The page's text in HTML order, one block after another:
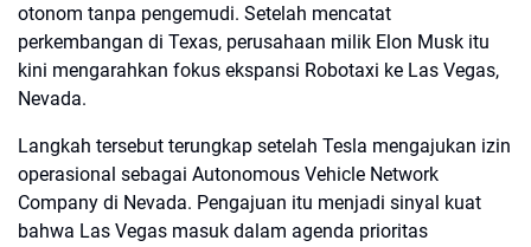
otonom tanpa pengemudi. Setelah mencatat
perkembangan di Texas, perusahaan milik Elon Musk itu
kini mengarahkan fokus ekspansi Robotaxi ke Las Vegas,
Nevada.
Langkah tersebut terungkap setelah Tesla mengajukan izin
operasional sebagai Autonomous Vehicle Network
Company di Nevada. Pengajuan itu menjadi sinyal kuat
bahwa Las Vegas masuk dalam agenda prioritas